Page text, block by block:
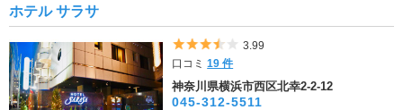
ホテル サラサ
5つ星のうち3.5
3.99
口コミ19 件
神奈川県横浜市西区北幸2-2-12
045-312-5511